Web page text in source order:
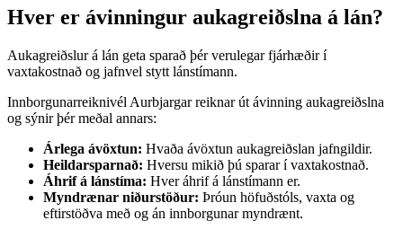
Hver er ávinningur aukagreiðslna á lán?
Aukagreiðslur á lán geta sparað þér verulegar fjárhæðir í
vaxtakostnað og jafnvel stytt lánstímann.
Innborgunarreiknivél Aurbjargar reiknar út ávinning aukagreiðslna
og sýnir þér meðal annars:
Árlega ávöxtun: Hvaða ávöxtun aukagreiðslan jafngildir.
Heildarsparnað: Hversu mikið þú sparar í vaxtakostnað.
Áhrif á lánstíma: Hver áhrif á lánstímann er.
Myndrænar niðurstöður: Þróun höfuðstóls, vaxta og
eftirstöðva með og án innborgunar myndrænt.